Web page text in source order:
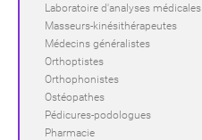
Laboratoire d'analyses médicales
Masseurs-kinésithérapeutes
Médecins généralistes
Orthoptistes
Orthophonistes
Ostéopathes
Pédicures-podologues
Pharmacie